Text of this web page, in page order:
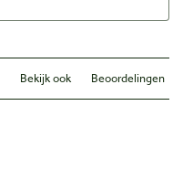
Bekijk ook Beoordelingen